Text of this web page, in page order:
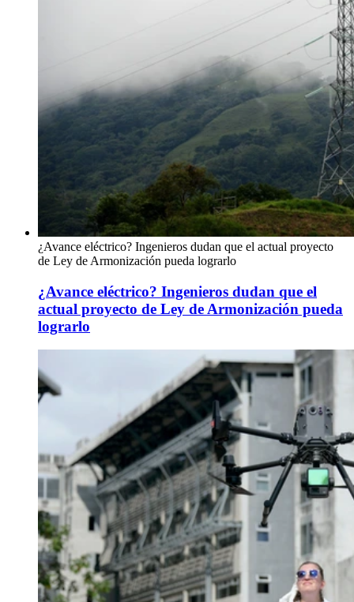
¿Avance eléctrico? Ingenieros dudan que el actual proyecto
de Ley de Armonización pueda lograrlo
¿Avance eléctrico? Ingenieros dudan que el
actual proyecto de Ley de Armonización pueda
lograrlo